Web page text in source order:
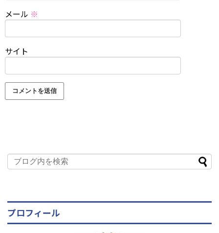
メール ※
サイト
プロフィール